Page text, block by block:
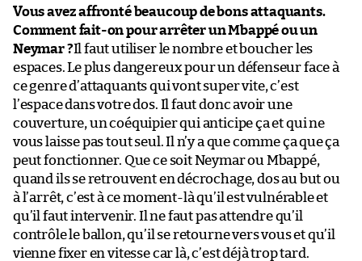
Vous avez affronté beaucoup de bons attaquants.
Comment fait-on pour arrêter un Mbappé ou un
Neymar ?Il faut utiliser le nombre et boucher les
espaces. Le plus dangereux pour un défenseur face à
ce genre d’attaquants qui vont super vite, c’est
l’espace dans votre dos. Il faut donc avoir une
couverture, un coéquipier qui anticipe ça et qui ne
vous laisse pas tout seul. Il n’y a que comme ça que ça
peut fonctionner. Que ce soit Neymar ou Mbappé,
quand ils se retrouvent en décrochage, dos au but ou
à l’arrêt, c’est à ce moment-là qu’il est vulnérable et
qu’il faut intervenir. Il ne faut pas attendre qu’il
contrôle le ballon, qu’il se retourne vers vous et qu’il
vienne fixer en vitesse car là, c’est déjà trop tard.